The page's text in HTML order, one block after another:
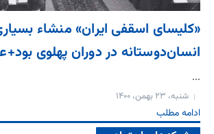
«کلیسای اسقفی ایران» منشاء
انسان‌دوستانه در دوران پهلوی
...
شنبه، ۲۳ بهمن، ۱۴۰۰
ادامه مطلب